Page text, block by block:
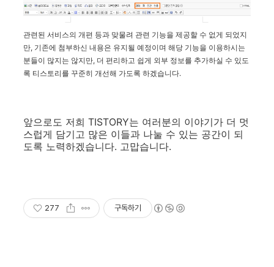
관련된 서비스의 개편 등과 맞물려 관련 기능을 제공할 수 없게 되었지
만, 기존에 첨부하신 내용은 유지될 예정이며 해당 기능을 이용하시는
분들이 많지는 않지만, 더 편리하고 쉽게 외부 정보를 추가하실 수 있도
록 티스토리를 꾸준히 개선해 가도록 하겠습니다.
앞으로도 저희 TISTORY는 여러분의 이야기가 더 멋
스럽게 담기고 많은 이들과 나눌 수 있는 공간이 되
도록 노력하겠습니다. 고맙습니다.
277 구독하기